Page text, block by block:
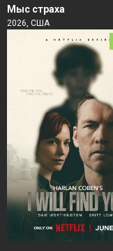
Мыс страха
2026, США